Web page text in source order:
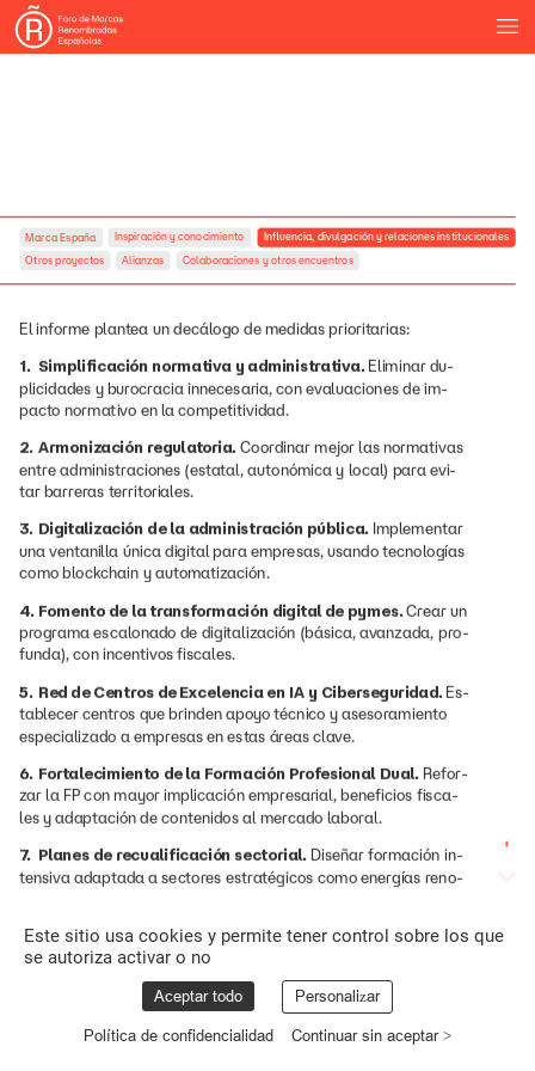
Este sitio usa cookies y permite tener control sobre los que
se autoriza activar o no
Aceptar todo Personalizar
Política de confidencialidad Continuar sin aceptar >
El informe plantea un decálogo de medidas prioritarias:
1. Simplificación normativa y administrativa. Eliminar du-
plicidades y burocracia innecesaria, con evaluaciones de im-
pacto normativo en la competitividad.
2. Armonización regulatoria. Coordinar mejor las normativas
entre administraciones (estatal, autonómica y local) para evi-
tar barreras territoriales.
3. Digitalización de la administración pública. Implementar
una ventanilla única digital para empresas, usando tecnologías
como blockchain y automatización.
4. Fomento de la transformación digital de pymes. Crear un
programa escalonado de digitalización (básica, avanzada, pro-
funda), con incentivos fiscales.
5. Red de Centros de Excelencia en IA y Ciberseguridad. Es-
tablecer centros que brinden apoyo técnico y asesoramiento
especializado a empresas en estas áreas clave.
6. Fortalecimiento de la Formación Profesional Dual. Refor-
zar la FP con mayor implicación empresarial, beneficios fisca-
les y adaptación de contenidos al mercado laboral.
7. Planes de recualificación sectorial. Diseñar formación in-
tensiva adaptada a sectores estratégicos como energías reno-
8. Atracciónde talento internacional. Agilizar procesos de
visadoycrear programas específicos
cualificados.
inversión eninnovación yactivosintangibles.
Desarrollar productos financieros adecuadosyfacilitar elac-
Marca España
Otros proyectos Alianzas Colaboraciones y otros encuentros
Inspiración y conocimiento Influencia, divulgación y relaciones institucionales